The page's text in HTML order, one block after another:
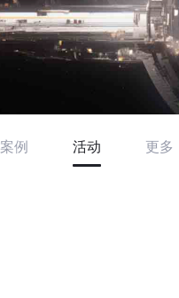
案例 活动 更多